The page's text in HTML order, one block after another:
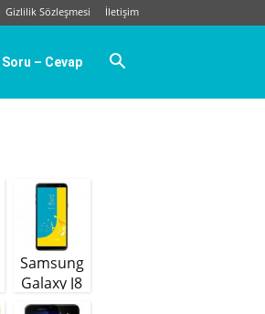
Gizlilik Sözleşmesi İletişim
Soru – Cevap
Samsung
Galaxy J8
(64 GB)